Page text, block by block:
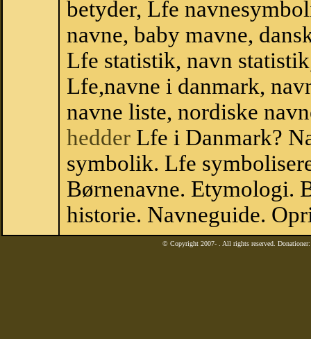
betyder, Lfe
navne, baby mavne,
Lfe statistik, navn
Lfe,navne i danmark,
navne liste, nordiske
hedder Lfe i Danmark?
symbolik. Lfe
Børnenavne. Etymologi.
historie. Navneguide.
© Copyright 2007- . All rights reserved.